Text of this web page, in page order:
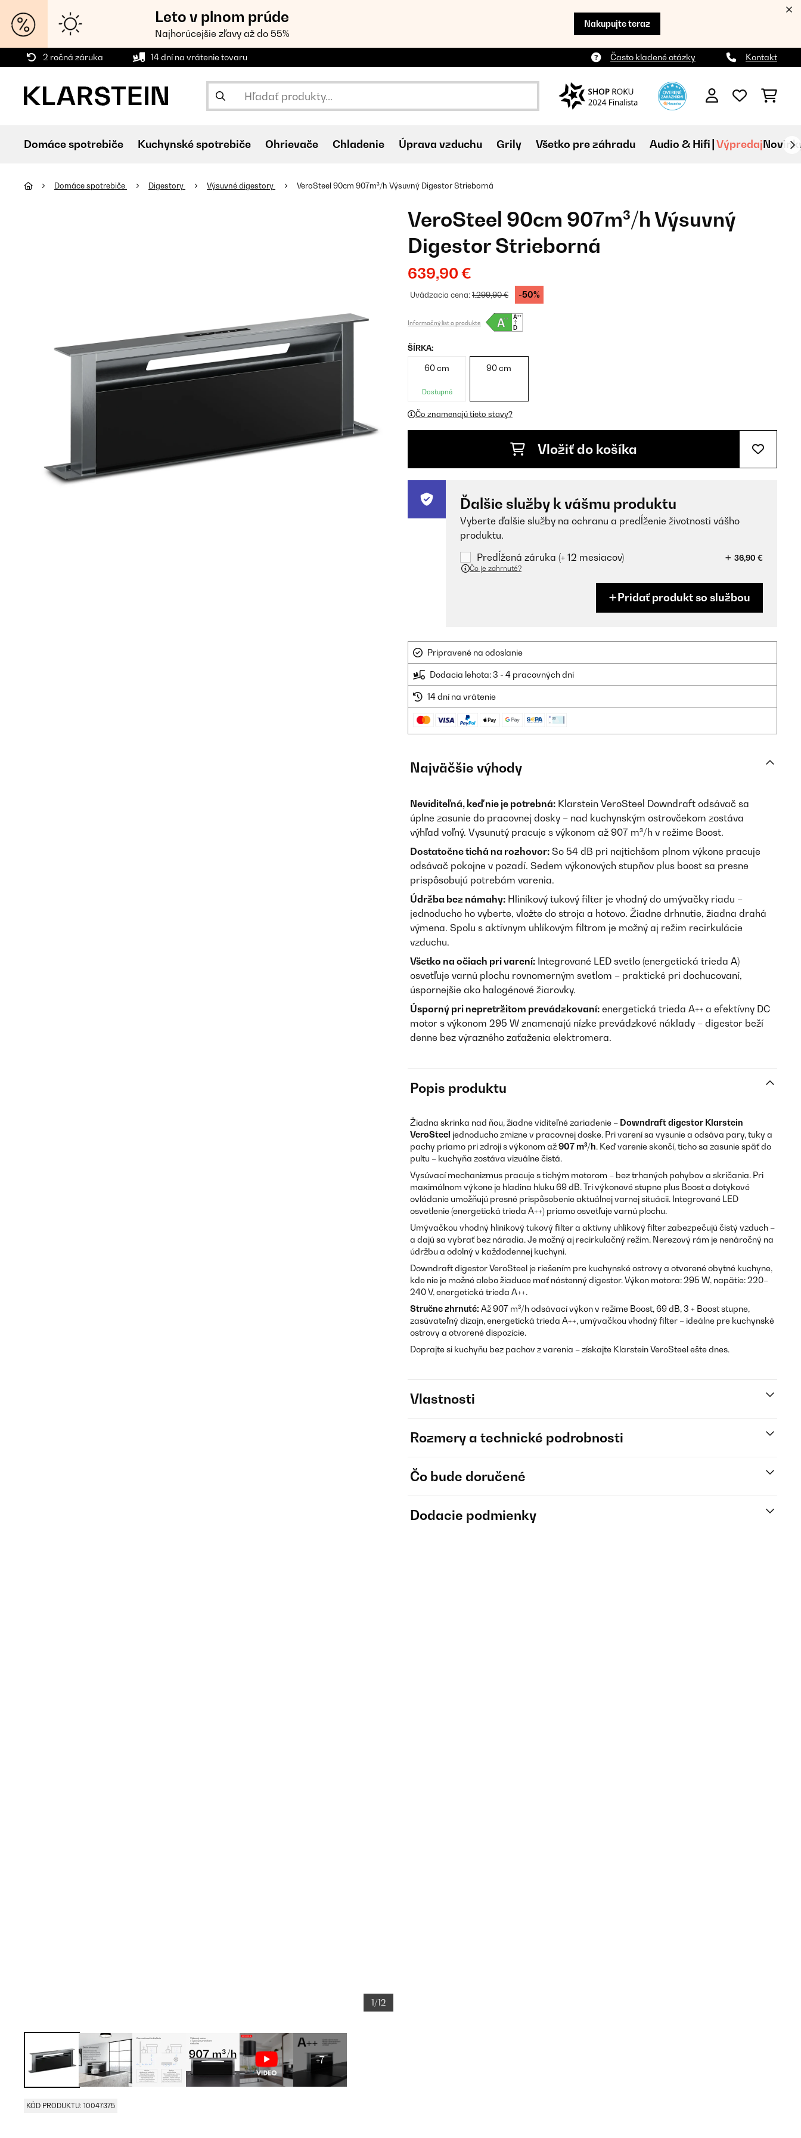
Leto v plnom prúde
Najhorúcejšie zľavy až do 55%
Nakupujte teraz
2 ročná záruka 14 dní na vrátenie tovaru Často kladené otázky Kontakt
Domáce spotrebiče Kuchynské spotrebiče Ohrievače Chladenie Úprava vzduchu Grily Všetko pre záhradu Audio & Hifi Výpredaj
Domáce spotrebiče Digestory Výsuvné digestory VeroSteel 90cm 907m³/h Výsuvný Digestor Strieborná
1/12
+7
KÓD PRODUKTU: 10047375
VeroSteel 90cm 907m³/h Výsuvný
Digestor Strieborná
639,90 €
Uvádzacia cena:1.299,90 € -50%
Informačný list o produkte
ŠÍRKA:
60 cm
Dostupné
90 cm
Čo znamenajú tieto stavy?
Vložiť do košíka
Ďalšie služby k vášmu produktu
Vyberte ďalšie služby na ochranu a predĺženie životnosti vášho
produktu.
Predĺžená záruka (+ 12 mesiacov)
36,90 €
Čo je zahrnuté?
Pridať produkt so službou
Pripravené na odoslanie
Dodacia lehota: 3 - 4 pracovných dní
14 dní na vrátenie
Najväčšie výhody
Neviditeľná, keď nie je potrebná: Klarstein VeroSteel Downdraft odsávač sa
úplne zasunie do pracovnej dosky – nad kuchynským ostrovčekom zostáva
výhľad voľný. Vysunutý pracuje s výkonom až 907 m³/h v režime Boost.
Dostatočne tichá na rozhovor: So 54 dB pri najtichšom plnom výkone pracuje
odsávač pokojne v pozadí. Sedem výkonových stupňov plus boost sa presne
prispôsobujú potrebám varenia.
Údržba bez námahy: Hliníkový tukový filter je vhodný do umývačky riadu –
jednoducho ho vyberte, vložte do stroja a hotovo. Žiadne drhnutie, žiadna drahá
výmena. Spolu s aktívnym uhlíkovým filtrom je možný aj režim recirkulácie
vzduchu.
Všetko na očiach pri varení: Integrované LED svetlo (energetická trieda A)
osvetľuje varnú plochu rovnomerným svetlom – praktické pri dochucovaní,
úspornejšie ako halogénové žiarovky.
Úsporný pri nepretržitom prevádzkovaní: energetická trieda A++ a efektívny DC
motor s výkonom 295 W znamenajú nízke prevádzkové náklady – digestor beží
denne bez výrazného zaťaženia elektromera.
Popis produktu
Žiadna skrinka nad ňou, žiadne viditeľné zariadenie – Downdraft digestor Klarstein
VeroSteel jednoducho zmizne v pracovnej doske. Pri varení sa vysunie a odsáva pary, tuky a
pachy priamo pri zdroji s výkonom až907 m³/h. Keď varenie skončí, ticho sa zasunie späť do
pultu – kuchyňa zostáva vizuálne čistá.
Vysúvací mechanizmus pracuje s tichým motorom – bez trhaných pohybov a skričania. Pri
maximálnom výkone je hladina hluku 69 dB. Tri výkonové stupne plus Boost a dotykové
ovládanie umožňujú presné prispôsobenie aktuálnej varnej situácii. Integrované LED
osvetlenie (energetická trieda A++) priamo osvetľuje varnú plochu.
Umývačkou vhodný hliníkový tukový filter a aktívny uhlíkový filter zabezpečujú čistý vzduch –
a dajú sa vybrať bez náradia. Je možný aj recirkulačný režim. Nerezový rám je nenáročný na
údržbu a odolný v každodennej kuchyni.
Downdraft digestor VeroSteel je riešením pre kuchynské ostrovy a otvorené obytné kuchyne,
kde nie je možné alebo žiaduce mať nástenný digestor. Výkon motora: 295 W, napätie: 220–
240 V, energetická trieda A++.
Stručne zhrnuté: Až 907 m³/h odsávací výkon v režime Boost, 69 dB, 3 + Boost stupne,
zasúvateľný dizajn, energetická trieda A++, umývačkou vhodný filter – ideálne pre kuchynské
ostrovy a otvorené dispozície.
Doprajte si kuchyňu bez pachov z varenia – získajte Klarstein VeroSteel ešte dnes.
Vlastnosti
Rozmery a technické podrobnosti
Čo bude doručené
Dodacie podmienky